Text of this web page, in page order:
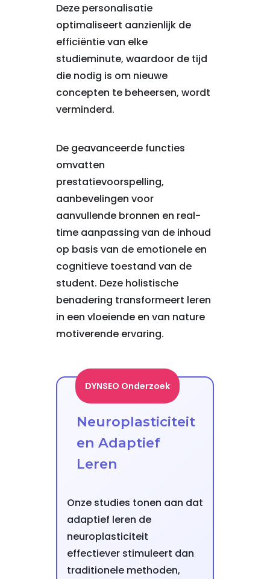
Deze personalisatie
optimaliseert aanzienlijk de
efficiëntie van elke
studieminute, waardoor de tijd
die nodig is om nieuwe
concepten te beheersen, wordt
verminderd.
De geavanceerde functies
omvatten
prestatievoorspelling,
aanbevelingen voor
aanvullende bronnen en real-
time aanpassing van de inhoud
op basis van de emotionele en
cognitieve toestand van de
student. Deze holistische
benadering transformeert leren
in een vloeiende en van nature
motiverende ervaring.
DYNSEO Onderzoek
Neuroplasticiteit
en Adaptief
Leren
Onze studies tonen aan dat
adaptief leren de
neuroplasticiteit
effectiever stimuleert dan
traditionele methoden,